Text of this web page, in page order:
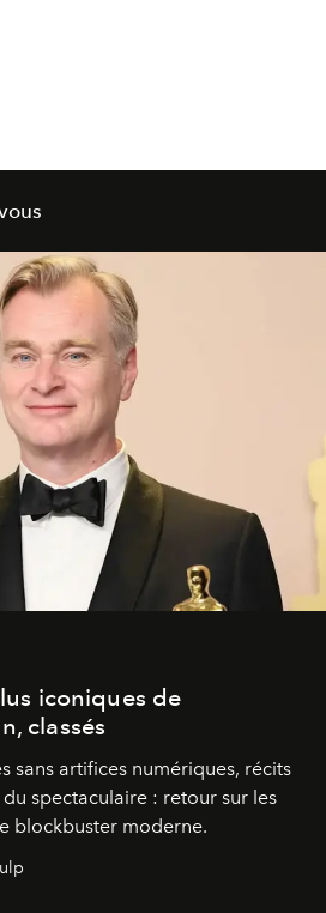
iconiques de
classés
sans artifices numériques, récits
du spectaculaire : retour sur les
blockbuster moderne.